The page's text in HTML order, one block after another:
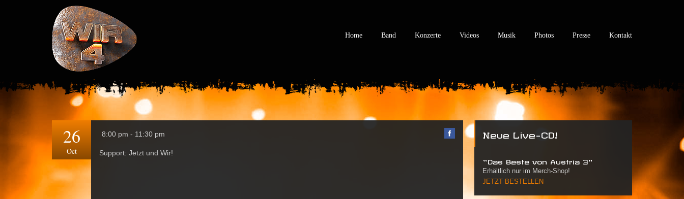
Home Band Konzerte Videos Musik Photos Presse Kontakt
26
Oct
8:00 pm - 11:30 pm
Support: Jetzt und Wir!
Neue Live-CD!
"Das Beste von Austria 3"
Erhältlich nur im Merch-Shop!
JETZT BESTELLEN